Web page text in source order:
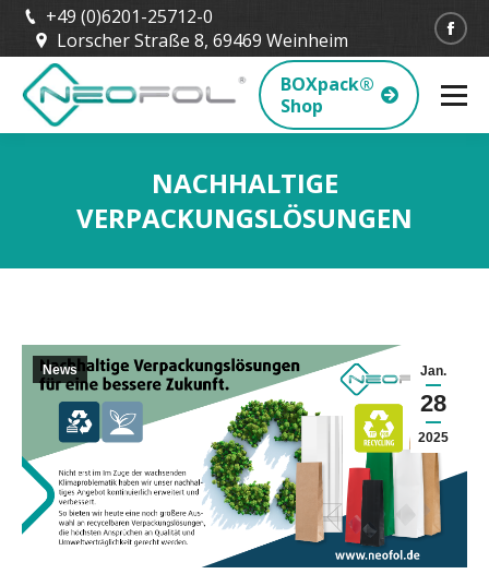
+49 (0)6201-25712-0
Lorscher Straße 8, 69469 Weinheim
BOXpack®
Shop
NACHHALTIGE
VERPACKUNGSLÖSUNGEN
Jan.
28
2025
News